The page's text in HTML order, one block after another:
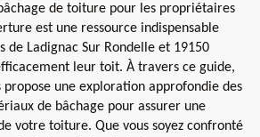
de toiture pour les propriétaires
est une ressource indispensable
de Ladignac Sur Rondelle et 19150
leur toit. À travers ce guide,
propose une exploration approfondie des
de bâchage pour assurer une
votre toiture. Que vous soyez confronté